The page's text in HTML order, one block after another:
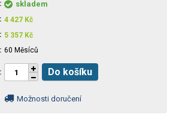
skladem
4 427 Kč
5 357 Kč
60 Měsíců
Do košíku
Možnosti doručení